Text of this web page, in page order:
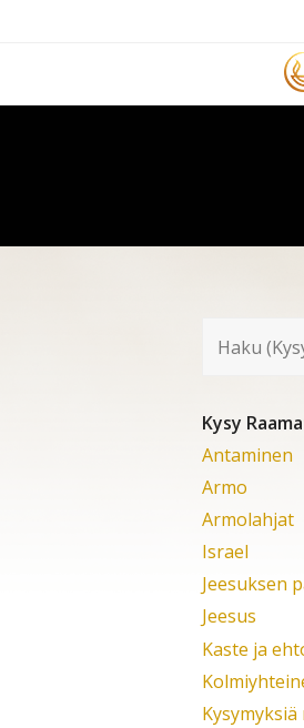
Kysy
Antaminen
Armo
Armolahjat
Israel
Jeesuksen
Jeesus
Kaste ja